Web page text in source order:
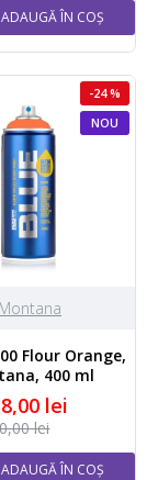
ADAUGĂ ÎN COȘ
NOU
-24 %
Montana
Flour Orange,
400 ml
lei
lei
ADAUGĂ ÎN COȘ